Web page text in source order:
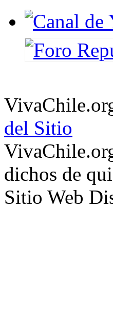
del Sitio
dichos de
Sitio Web